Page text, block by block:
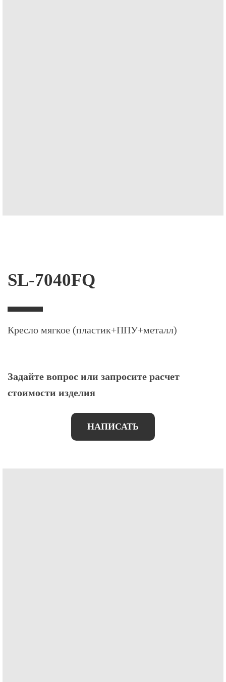
SL-7040FQ
Кресло мягкое (пластик+ППУ+металл)
Задайте вопрос или запросите расчет
стоимости изделия
НАПИСАТЬ